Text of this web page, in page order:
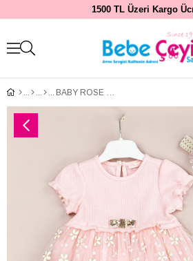
1500 TL Üzeri Kargo
BABY ROSE Waffle Robalı Papatya Etekli Elbise